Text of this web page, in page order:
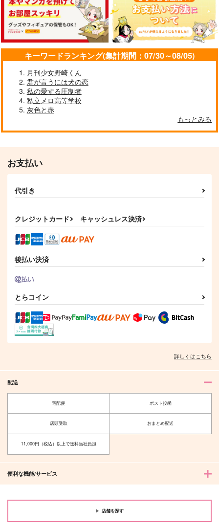
キーワードランキング(集計期間：07/30～08/05)
月刊少女野崎くん
君が言うには犬の恋
私の愛する圧制者
私立メロ高等学校
灰色と赤
もっとみる
お支払い
代引き
クレジットカード キャッシュレス決済
後払い決済
とらコイン
詳しくはこちら
配送
宅配便 ポスト投函
店頭受取 おまとめ配送
11,000円（税込）以上で送料当社負担
便利な機能/サービス
店舗を探す